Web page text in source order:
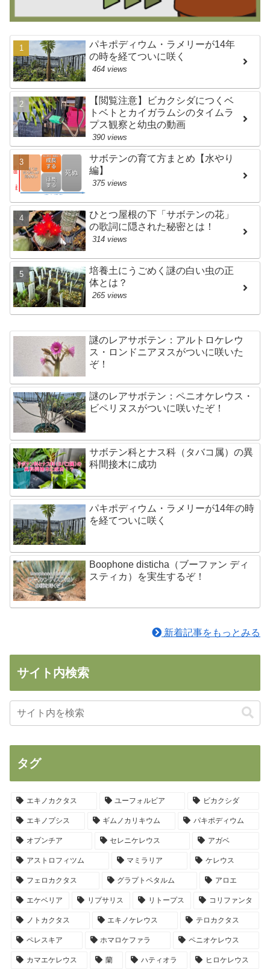
パキポディウム・ラメリーが14年
の時を経てついに咲く
464 views
【閲覧注意】ビカクシダにつくベ
トベトとカイガラムシのタイムラ
プス観察と幼虫の動画
390 views
サボテンの育て方まとめ【水やり
編】
375 views
ひとつ屋根の下「サボテンの花」
の歌詞に隠された秘密とは！
314 views
培養土にうごめく謎の白い虫の正
体とは？
265 views
謎のレアサボテン：アルトロケレウ
ス・ロンドニアヌスがついに咲いた
ぞ！
謎のレアサボテン：ペニオケレウス・
ビペリヌスがついに咲いたぞ！
サボテン科とナス科（タバコ属）の異
科間接木に成功
パキポディウム・ラメリーが14年の時
を経てついに咲く
Boophone disticha（ブーファン ディ
スティカ）を実生するぞ！
新着記事をもっとみる
サイト内検索
タグ
エキノカクタス ユーフォルビア ビカクシダ
エキノプシス ギムノカリキウム パキポディウム
オプンチア セレニケレウス アガベ
アストロフィツム マミラリア ケレウス
フェロカクタス グラプトペタルム アロエ
エケベリア リプサリス リトープス コリファンタ
ノトカクタス エキノケレウス テロカクタス
ペレスキア ホマロケファラ ペニオケレウス
カマエケレウス 蘭 ハティオラ ヒロケレウス